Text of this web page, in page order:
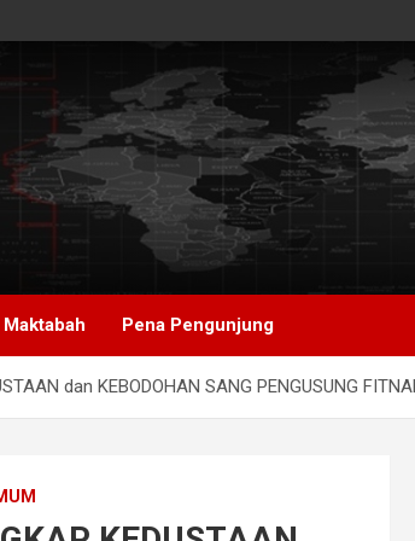
Maktabah Pena Pengunjung
dan KEBODOHAN SANG PENGUSUNG